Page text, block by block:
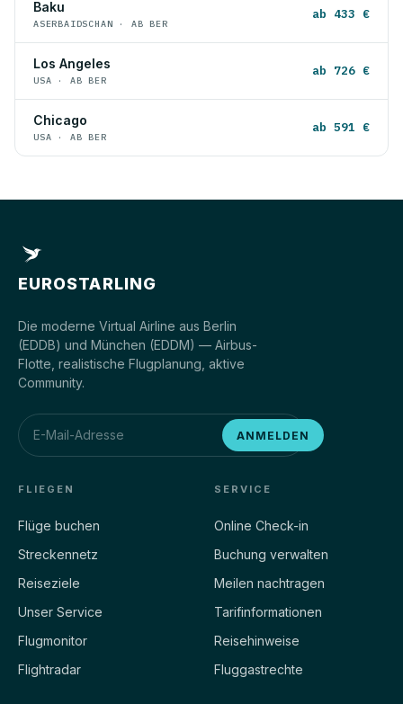
Baku
ASERBAIDSCHAN · AB BER
ab 433 €
Los Angeles
USA · AB BER
ab 726 €
Chicago
USA · AB BER
ab 591 €
EUROSTARLING
Die moderne Virtual Airline aus Berlin
(EDDB) und München (EDDM) — Airbus-
Flotte, realistische Flugplanung, aktive
Community.
ANMELDEN
FLIEGEN
Flüge buchen
Streckennetz
Reiseziele
Unser Service
Flugmonitor
Flightradar
SERVICE
Online Check-in
Buchung verwalten
Meilen nachtragen
Tarifinformationen
Reisehinweise
Fluggastrechte